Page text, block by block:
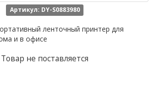
Артикул: DY-S0883980
ленточный принтер для
и в офисе
Товар не поставляется